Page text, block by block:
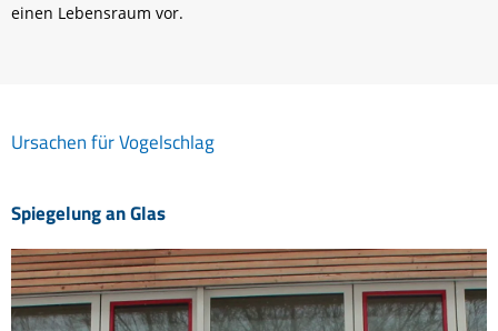
einen Lebensraum vor.
Ursachen für Vogelschlag
Spiegelung an Glas